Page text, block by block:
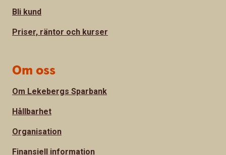
Bli kund
Priser, räntor och kurser
Om oss
Om Lekebergs Sparbank
Hållbarhet
Organisation
Finansiell information